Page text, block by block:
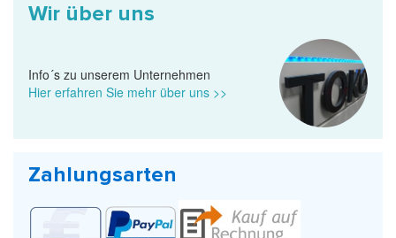
Wir über uns
Info´s zu unserem Unternehmen
Hier erfahren Sie mehr über uns >>
Zahlungsarten